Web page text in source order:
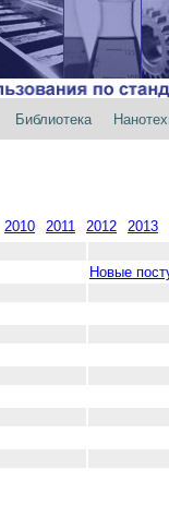
Библиотека
2010 2011 2012
2013
Новые